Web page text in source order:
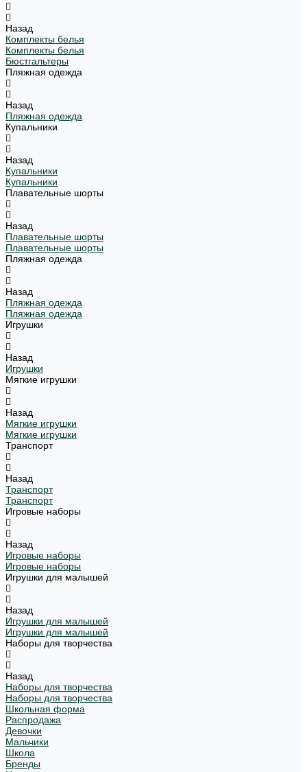
Назад
Комплекты белья
Комплекты белья
Бюстгальтеры
Пляжная одежда
Назад
Пляжная одежда
Купальники
Назад
Купальники
Купальники
Плавательные шорты
Назад
Плавательные шорты
Плавательные шорты
Пляжная одежда
Назад
Пляжная одежда
Пляжная одежда
Игрушки
Назад
Игрушки
Мягкие игрушки
Назад
Мягкие игрушки
Мягкие игрушки
Транспорт
Назад
Транспорт
Транспорт
Игровые наборы
Назад
Игровые наборы
Игровые наборы
Игрушки для малышей
Назад
Игрушки для малышей
Игрушки для малышей
Наборы для творчества
Назад
Наборы для творчества
Наборы для творчества
Школьная форма
Распродажа
Девочки
Мальчики
Школа
Бренды